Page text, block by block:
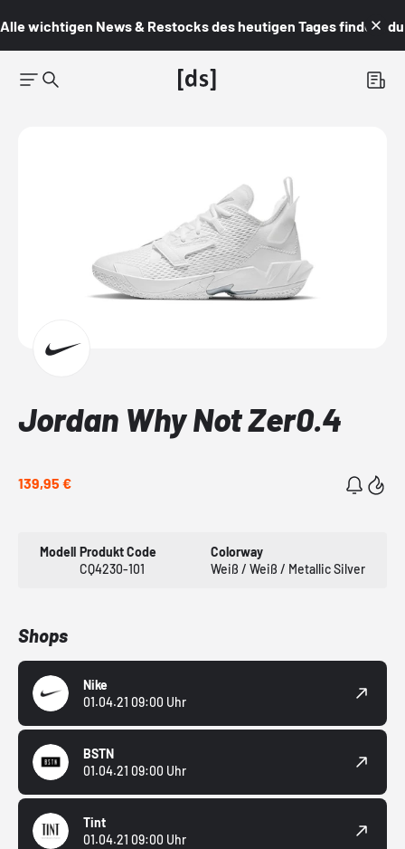
Alle wichtigen News & Restocks des heutigen Tages findest du
Jordan Why Not Zer0.4
139,95 €
Modell Produkt Code
CQ4230-101
Colorway
Weiß / Weiß / Metallic Silver
Shops
Nike
01.04.21 09:00 Uhr
BSTN
01.04.21 09:00 Uhr
Tint
01.04.21 09:00 Uhr